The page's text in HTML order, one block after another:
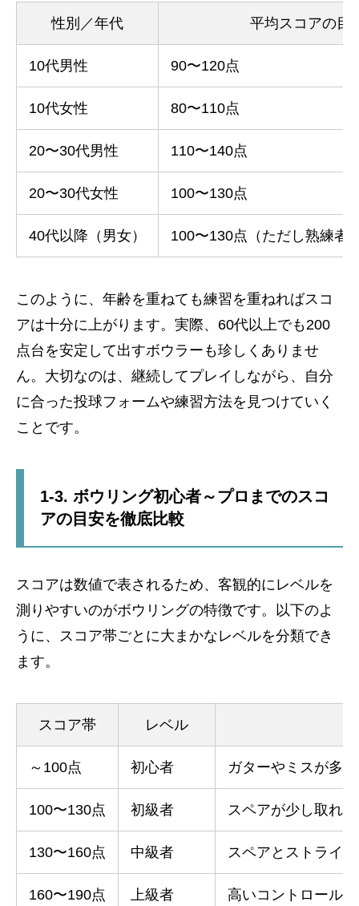
性別／年代 平均スコアの目
10代男性 90〜120点
10代女性 80〜110点
20〜30代男性 110〜140点
20〜30代女性 100〜130点
40代以降（男女） 100〜130点（ただし熟練者
このように、年齢を重ねても練習を重ねればスコ
アは十分に上がります。実際、60代以上でも200
点台を安定して出すボウラーも珍しくありませ
ん。大切なのは、継続してプレイしながら、自分
に合った投球フォームや練習方法を見つけていく
ことです。
1-3. ボウリング初心者～プロまでのスコ
アの目安を徹底比較
スコアは数値で表されるため、客観的にレベルを
測りやすいのがボウリングの特徴です。以下のよ
うに、スコア帯ごとに大まかなレベルを分類でき
ます。
スコア帯 レベル
～100点 初心者 ガターやミスが多
100〜130点 初級者 スペアが少し取れ
130〜160点 中級者 スペアとストライ
160〜190点 上級者 高いコントロール